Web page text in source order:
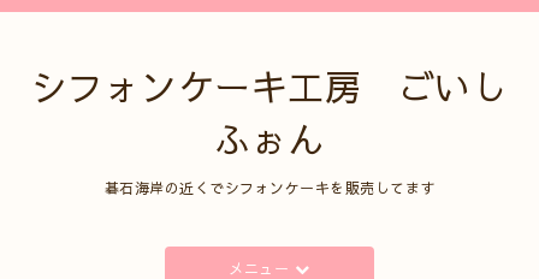
シフォンケーキ工房 ごいし
ふぉん
碁石海岸の近くでシフォンケーキを販売してます
メニュー